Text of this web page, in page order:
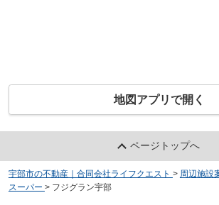
地図アプリで開く
ページトップへ
宇部市の不動産｜合同会社ライフクエスト > 周辺施設
スーパー > フジグラン宇部